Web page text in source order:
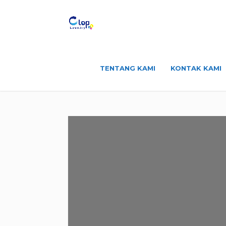
TENTANG KAMI KONTAK KAMI